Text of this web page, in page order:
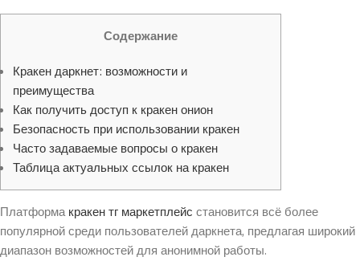
Содержание
Кракен даркнет: возможности и
преимущества
Как получить доступ к кракен онион
Безопасность при использовании кракен
Часто задаваемые вопросы о кракен
Таблица актуальных ссылок на кракен
Платформакракен тг маркетплейс становится всё более
популярной среди пользователей даркнета, предлагая широкий
диапазон возможностей для анонимной работы.